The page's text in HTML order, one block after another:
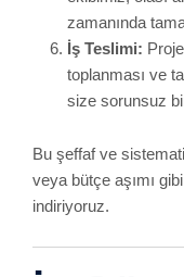
Vinç gibi ağır iş
sorumluluklar getirir.
operatör kalitesi ve
sahiplerinin de
İş Sağlığı ve
tüm personelin
olması şarttır.
Gerekli İzinler
kurulumunda